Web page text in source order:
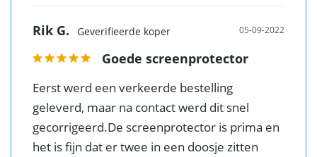
05-09-2022
Rik G.
Goede screenprotector
Eerst werd een verkeerde bestelling
geleverd, maar na contact werd dit snel
gecorrigeerd.De screenprotector is prima en
het is fijn dat er twee in een doosje zitten